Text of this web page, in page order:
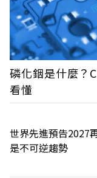
磷化銦是什麼？
看懂
世界先進預告2027
是不可逆趨勢